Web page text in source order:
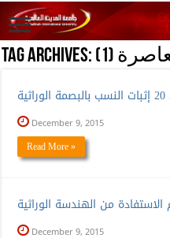
Tag Archives:
December 9, 2015
Read More »
December 9, 2015